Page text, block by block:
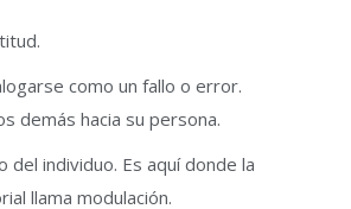
como un fallo o error.
demás hacia su persona.
individuo. Es aquí donde la
llama modulación.